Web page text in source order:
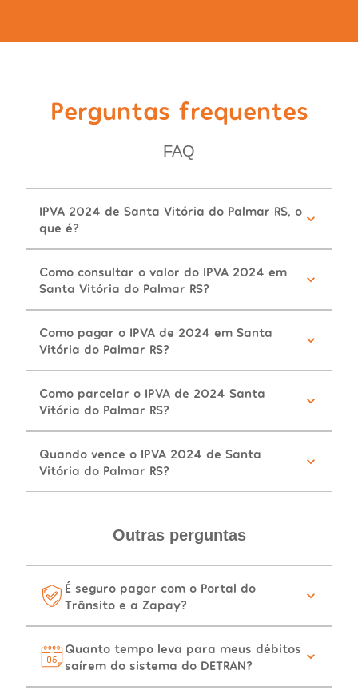
Perguntas frequentes
FAQ
IPVA 2024 de Santa Vitória do Palmar RS, o
que é?
Como consultar o valor do IPVA 2024 em
Santa Vitória do Palmar RS?
Como pagar o IPVA de 2024 em Santa
Vitória do Palmar RS?
Como parcelar o IPVA de 2024 Santa
Vitória do Palmar RS?
Quando vence o IPVA 2024 de Santa
Vitória do Palmar RS?
Outras perguntas
É seguro pagar com o Portal do
Trânsito e a Zapay?
Quanto tempo leva para meus débitos
saírem do sistema do DETRAN?